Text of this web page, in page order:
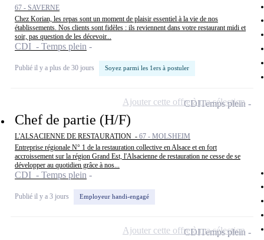
67 - SAVERNE
Chez Korian, les repas sont un moment de plaisir essentiel à la vie de nos
établissements. Nos clients sont fidèles : ils reviennent dans votre restaurant midi et
soir, pas question de les décevoir...
CDI - Temps plein
Publié il y a plus de 30 jours Soyez parmi les 1ers à postuler
Chef de partie (H/F)
L'ALSACIENNE DE RESTAURATION - 67 - MOLSHEIM
Entreprise régionale N° 1 de la restauration collective en Alsace et en fort
accroissement sur la région Grand Est, l'Alsacienne de restauration ne cesse de se
développer au quotidien grâce à nos...
CDI - Temps plein
Publié il y a 3 jours Employeur handi-engagé
CDITemps plein
Ajouter cette offre à ma sélection
CDITemps plein
Ajouter cette offre à ma sélection